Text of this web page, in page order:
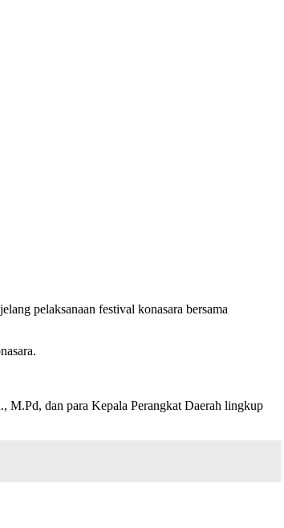
pelaksanaan festival konasara bersama
dan para Kepala Perangkat Daerah lingkup